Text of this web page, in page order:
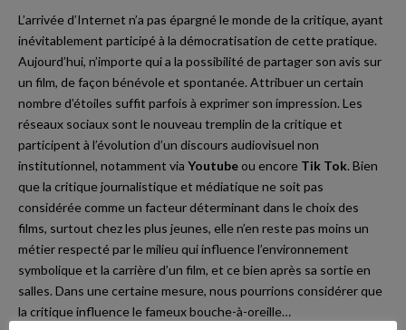
L’arrivée d’Internet n’a pas épargné le monde de la critique, ayant
inévitablement participé à la démocratisation de cette pratique.
Aujourd’hui, n’importe qui a la possibilité de partager son avis sur
un film, de façon bénévole et spontanée. Attribuer un certain
nombre d’étoiles suffit parfois à exprimer son impression. Les
réseaux sociaux sont le nouveau tremplin de la critique et
participent à l’évolution d’un discours audiovisuel non
institutionnel, notamment via Youtubeou encore Tik Tok. Bien
que la critique journalistique et médiatique ne soit pas
considérée comme un facteur déterminant dans le choix des
films, surtout chez les plus jeunes, elle n’en reste pas moins un
métier respecté par le milieu qui influence l’environnement
symbolique et la carrière d’un film, et ce bien après sa sortie en
salles. Dans une certaine mesure, nous pourrions considérer que
la critique influence le fameux bouche-à-oreille…